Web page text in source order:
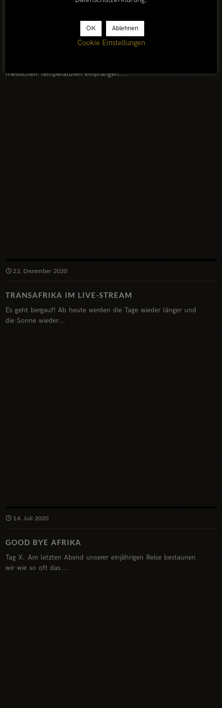
KARIBU TANZANIA
friesischen Temperaturen empfangen....
22. Dezember 2020
TRANSAFRIKA IM LIVE-STREAM
Es geht bergauf! Ab heute werden die Tage wieder länger und
die Sonne wieder...
14. Juli 2020
GOOD BYE AFRIKA
Tag X. Am letzten Abend unserer einjährigen Reise bestaunen
wir wie so oft das...
OK Ablehnen
Cookie Einstellungen